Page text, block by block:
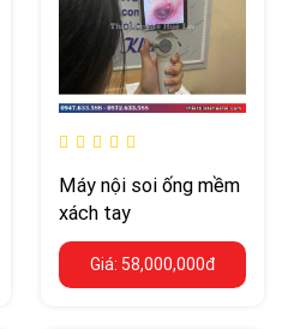
Máy nội soi ống mềm
xách tay
Giá: 58,000,000đ